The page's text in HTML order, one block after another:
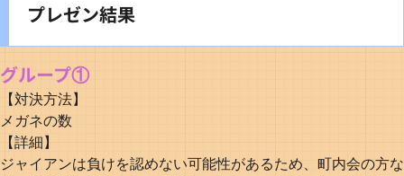
プレゼン結果
グループ①
【対決方法】
メガネの数
【詳細】
ジャイアンは負けを認めない可能性があるため、町内会の方な